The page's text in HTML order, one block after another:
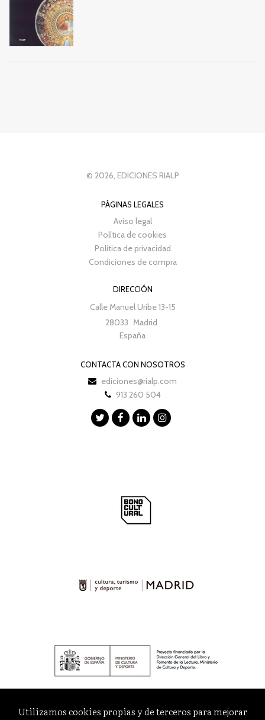
© 2026, EDICIONES RIALP
PÁGINAS LEGALES
Aviso legal
Política de cookies
Política de privacidad
Condiciones de compra
DIRECCIÓN
Calle Manuel Uribe 13-15
28033 Madrid
España
CONTACTA CON NOSOTROS
ediciones@rialp.com
913 260 504
Utilizamos cookies propias y de terceros para mejorar